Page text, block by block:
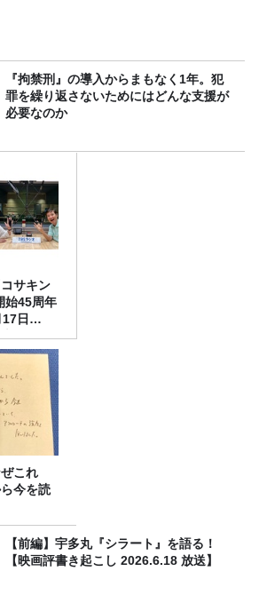
『拘禁刑』の導入からまもなく1年。犯
罪を繰り返さないためにはどんな支援が
必要なのか
サキン
始45周年
日
日より
！
これ
今を読
【前編】宇多丸『シラート』を語る！
【映画評書き起こし 2026.6.18 放送】